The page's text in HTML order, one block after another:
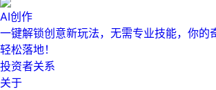
AI创作
一键解锁创意新玩法，无需专业技能，你的
轻松落地！
投资者关系
关于